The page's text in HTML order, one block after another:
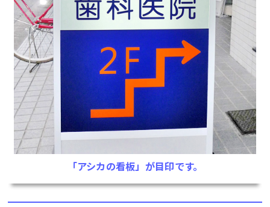
「アシカの看板」が目印です。